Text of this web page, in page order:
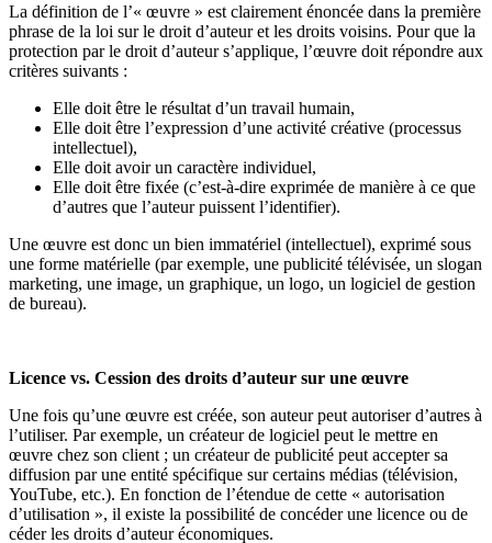
La définition de l’« œuvre » est clairement énoncée dans la première
phrase de la loi sur le droit d’auteur et les droits voisins. Pour que la
protection par le droit d’auteur s’applique, l’œuvre doit répondre aux
critères suivants :
Elle doit être le résultat d’un travail humain,
Elle doit être l’expression d’une activité créative (processus
intellectuel),
Elle doit avoir un caractère individuel,
Elle doit être fixée (c’est-à-dire exprimée de manière à ce que
d’autres que l’auteur puissent l’identifier).
Une œuvre est donc un bien immatériel (intellectuel), exprimé sous
une forme matérielle (par exemple, une publicité télévisée, un slogan
marketing, une image, un graphique, un logo, un logiciel de gestion
de bureau).
Licence vs. Cession des droits d’auteur sur une œuvre
Une fois qu’une œuvre est créée, son auteur peut autoriser d’autres à
l’utiliser. Par exemple, un créateur de logiciel peut le mettre en
œuvre chez son client ; un créateur de publicité peut accepter sa
diffusion par une entité spécifique sur certains médias (télévision,
YouTube, etc.). En fonction de l’étendue de cette « autorisation
d’utilisation », il existe la possibilité de concéder une licence ou de
céder les droits d’auteur économiques.